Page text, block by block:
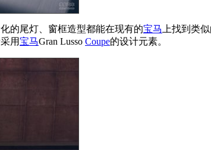
的尾灯、窗框造型都能在现有的宝马 上找到类
用宝马Gran Lusso Coupe的设计元素。